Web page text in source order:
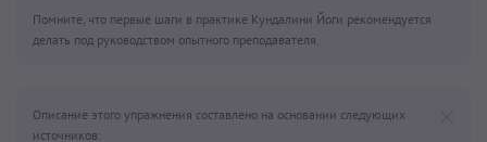
Помните, что первые шаги в практике Кундалини Йоги рекомендуется
делать под руководством опытного преподавателя.
Описание этого упражнения составлено на основании следующих
источников: